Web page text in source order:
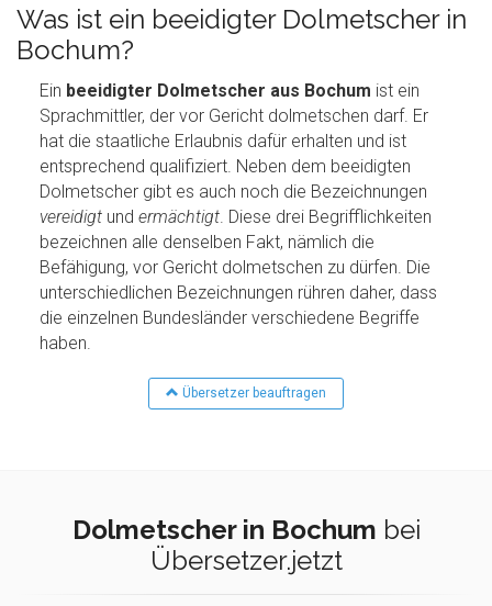
Was ist ein beeidigter Dolmetscher in
Bochum?
Ein beeidigter Dolmetscher aus Bochum ist ein
Sprachmittler, der vor Gericht dolmetschen darf. Er
hat die staatliche Erlaubnis dafür erhalten und ist
entsprechend qualifiziert. Neben dem beeidigten
Dolmetscher gibt es auch noch die Bezeichnungen
vereidigt und ermächtigt. Diese drei Begrifflichkeiten
bezeichnen alle denselben Fakt, nämlich die
Befähigung, vor Gericht dolmetschen zu dürfen. Die
unterschiedlichen Bezeichnungen rühren daher, dass
die einzelnen Bundesländer verschiedene Begriffe
haben.
Übersetzer beauftragen
Dolmetscher in Bochum bei
Übersetzer.jetzt